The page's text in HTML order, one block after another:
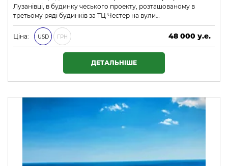
Лузанівці, в будинку чеського проекту, розташованому в
третьому ряді будинків за ТЦ Честер на вули…
Ціна: USD ГРН
48 000 у.е.
2 064 000 ₴
ДЕТАЛЬНІШЕ